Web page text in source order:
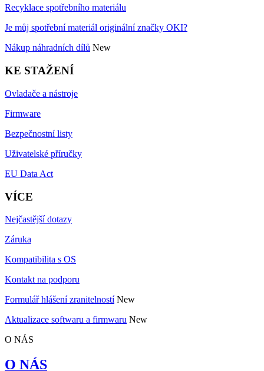
Recyklace spotřebního materiálu
Je můj spotřební materiál originální značky OKI?
Nákup náhradních dílů New
KE STAŽENÍ
Ovladače a nástroje
Firmware
Bezpečnostní listy
Uživatelské příručky
EU Data Act
VÍCE
Nejčastější dotazy
Záruka
Kompatibilita s OS
Kontakt na podporu
Formulář hlášení zranitelností New
Aktualizace softwaru a firmwaru New
O NÁS
O NÁS